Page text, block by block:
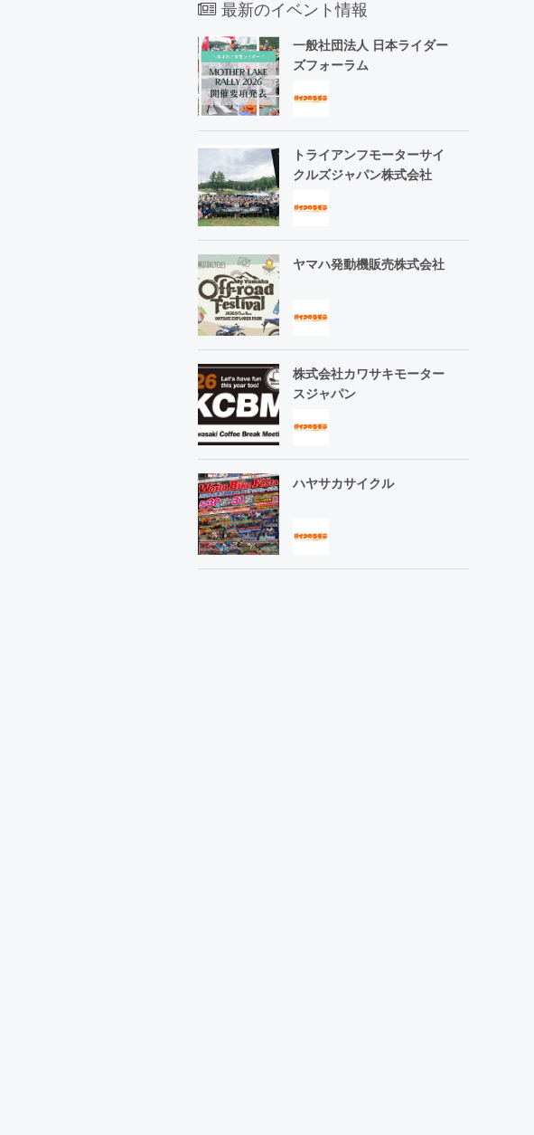
最新のイベント情報
一般社団法人 日本ライダー
ズフォーラム
トライアンフモーターサイ
クルズジャパン株式会社
ヤマハ発動機販売株式会社
株式会社カワサキモーター
スジャパン
ハヤサカサイクル